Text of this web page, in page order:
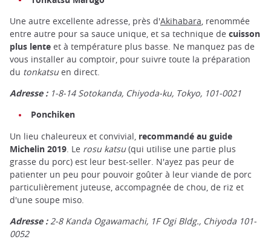
Une autre excellente adresse, près d'Akihabara, renommée
entre autre pour sa sauce unique, et sa technique de cuisson
plus lente et à température plus basse. Ne manquez pas de
vous installer au comptoir, pour suivre toute la préparation
du tonkatsuen direct.
Adresse : 1-8-14 Sotokanda, Chiyoda-ku, Tokyo, 101-0021
Ponchiken
Un lieu chaleureux et convivial, recommandé au guide
Michelin 2019 . Le rosu katsu(qui utilise une partie plus
grasse du porc) est leur best-seller. N'ayez pas peur de
patienter un peu pour pouvoir goûter à leur viande de porc
particulièrement juteuse, accompagnée de chou, de riz et
d'une soupe miso.
Adresse : 2-8 Kanda Ogawamachi, 1F Ogi Bldg., Chiyoda 101-
0052